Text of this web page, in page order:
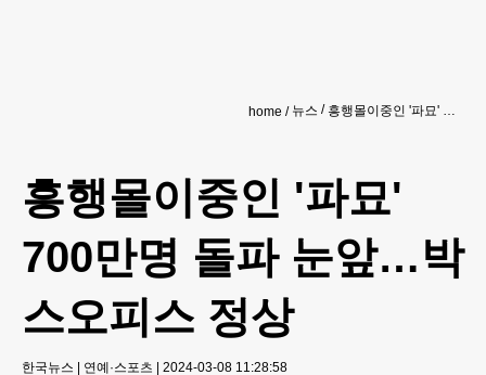
home 뉴스 흥행몰이중인 '파묘' 700만명 돌파 눈앞…박스오피스 정상
흥행몰이중인 '파묘'
700만명 돌파 눈앞…박
스오피스 정상
한국뉴스 | 연예·스포츠 | 2024-03-08 11:28:58